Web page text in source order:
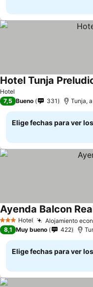
Hotel
Hotel Tunja
7,5 Bueno 331 Tunja,
Elige fechas para ver
3 Estrellas
Hotel Alojamiento
Ayenda Balcon
8,1 Muy bueno 422
Elige fechas para ver